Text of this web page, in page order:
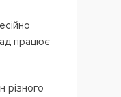
працює
різного